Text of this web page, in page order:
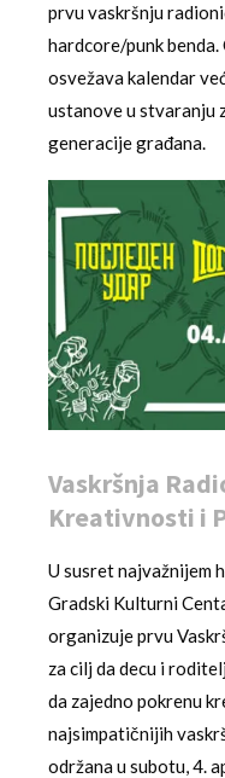
prvu vaskršnju
hardcore/punk benda.
osvežava kalendar
ustanove u stvaranju
generacije građana.
Vaskršnja
Kreativnosti i
U susret najvažnijem
Gradski Kulturni
organizuje prvu
za cilj da decu i
da zajedno pokrenu
najsimpatičnijih
održana u subotu, 4.